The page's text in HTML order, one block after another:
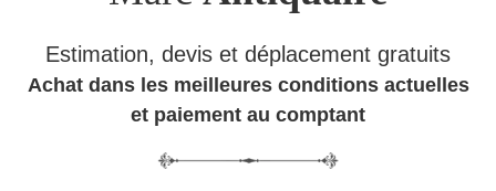
Estimation, devis et déplacement gratuits
Achat dans les meilleures conditions actuelles
et paiement au comptant